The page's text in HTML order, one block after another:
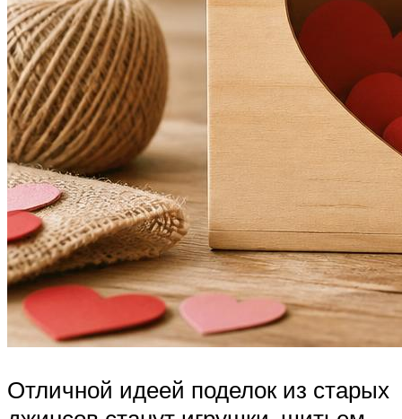
Отличной идеей поделок из старых